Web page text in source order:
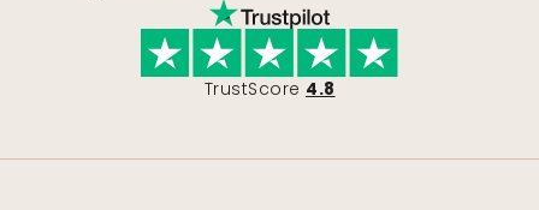
TrustScore 4.8